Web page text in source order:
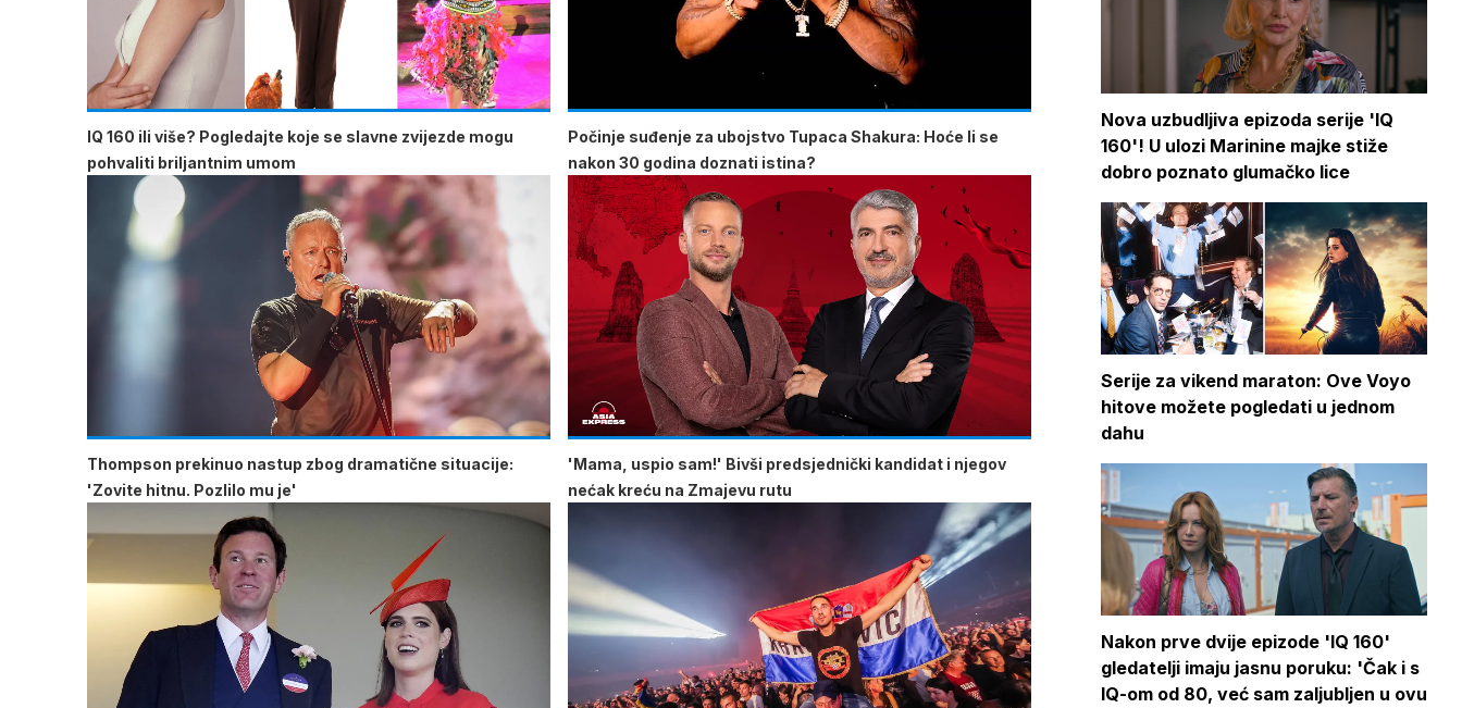
IQ 160 ili više? Pogledajte koje se slavne zvijezde mogu
pohvaliti briljantnim umom
Počinje suđenje za ubojstvo Tupaca Shakura: Hoće li se
nakon 30 godina doznati istina?
Thompson prekinuo nastup zbog dramatične situacije:
'Zovite hitnu. Pozlilo mu je'
'Mama, uspio sam!' Bivši predsjednički kandidat i njegov
nećak kreću na Zmajevu rutu
Nova uzbudljiva epizoda serije 'IQ
160'! U ulozi Marinine majke stiže
dobro poznato glumačko lice
Serije za vikend maraton: Ove Voyo
hitove možete pogledati u jednom
dahu
Nakon prve dvije epizode 'IQ 160'
gledatelji imaju jasnu poruku: 'Čak i s
IQ-om od 80, već sam zaljubljen u ovu